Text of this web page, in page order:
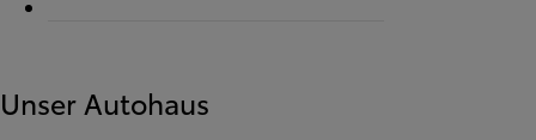
Unser Autohaus